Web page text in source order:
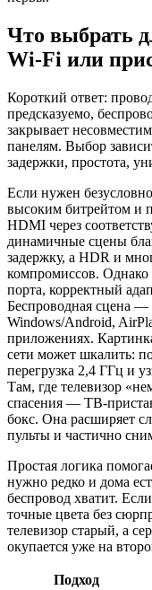
Что выбрать
Wi‑Fi или
Короткий ответ:
предсказуемо,
закрывает
панелям. Выбор
задержки, простота,
Если нужен
высоким битрейтом и
HDMI через
динамичные сцены
задержку, а HDR и
компромиссов. Однако
порта, корректный
Беспроводная сцена —
Windows/Android,
приложениях.
сети может шкалить:
перегрузка 2,4 ГГц и
Там, где телевизор
спасения — ТВ-
бокс. Она расширяет
пульты и частично
Простая логика
нужно редко и дома
беспровод хватит.
точные цвета без
телевизор старый, а
окупается уже на
Подход